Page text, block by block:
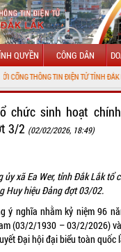
QUYỀN CÔNG DÂN
TIN ĐIỆN TỬ TỈNH ĐẮK LẮK
ĐIỀU HÀNH
chức sinh hoạt
3/2 (02/02/2026, 18:49)
xã Ea Wer, tỉnh Đắk Lắk tổ
Huy hiệu Đảng đợt 03/02.
ý nghĩa nhằm kỷ niệm 96
(03/2/1930 – 03/2/2026)
Đại hội đại biểu toàn quốc